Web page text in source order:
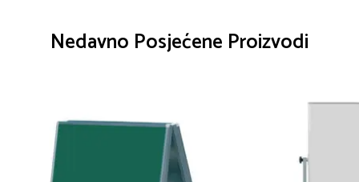
Nedavno Posjećene Proizvodi